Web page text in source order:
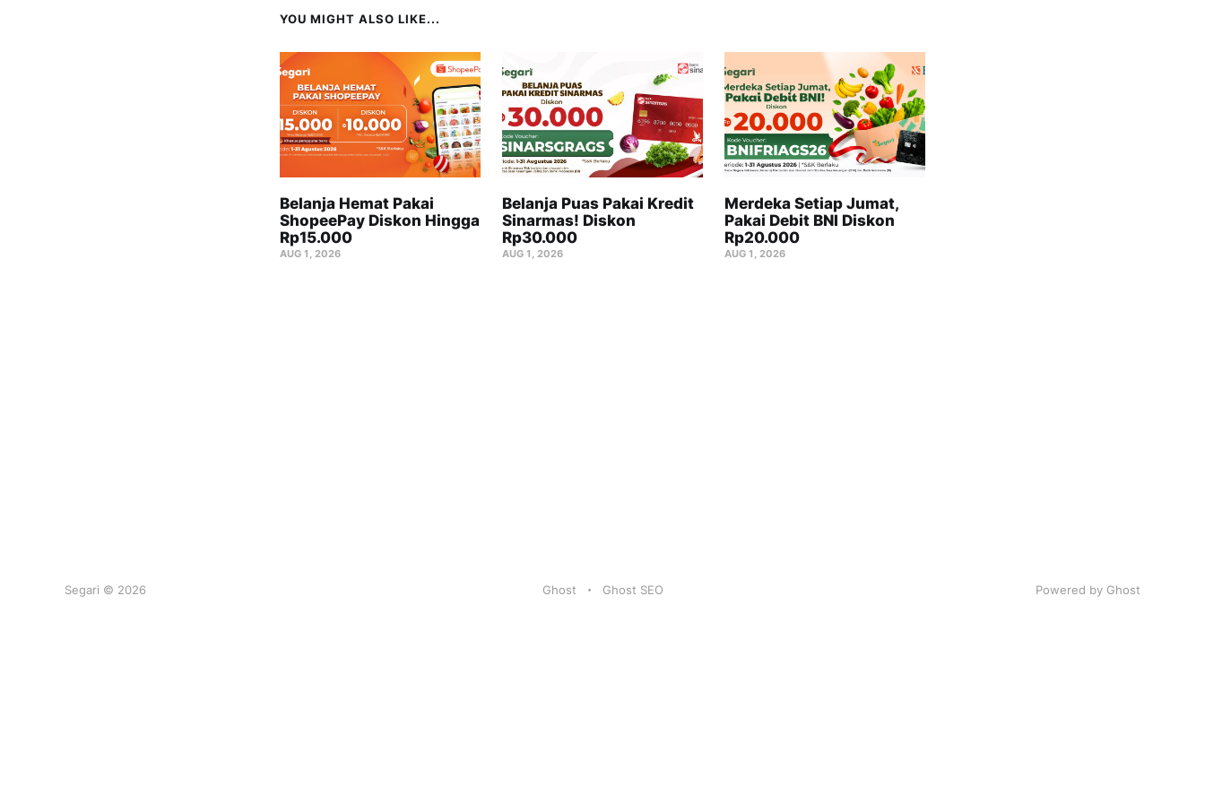
YOU MIGHT ALSO LIKE...
Belanja Hemat Pakai
ShopeePay Diskon Hingga
Rp15.000
AUG 1, 2026
Belanja Puas Pakai Kredit
Sinarmas! Diskon
Rp30.000
AUG 1, 2026
Merdeka Setiap Jumat,
Pakai Debit BNI Diskon
Rp20.000
AUG 1, 2026
Segari © 2026 Ghost Ghost SEO Powered by Ghost